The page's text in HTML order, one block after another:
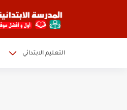
التعليم الابتدائي